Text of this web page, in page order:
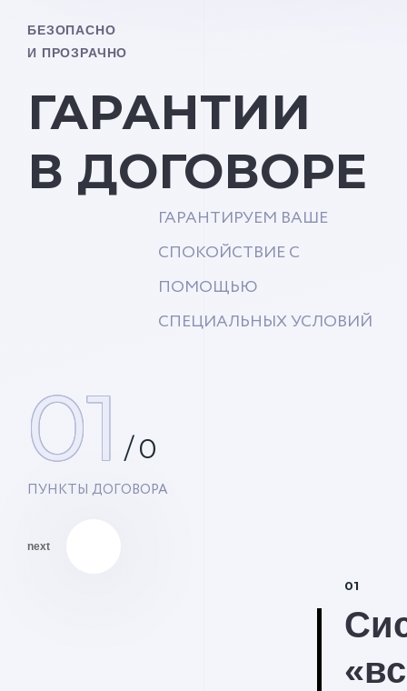
БЕЗОПАСНО
И ПРОЗРАЧНО
ГАРАНТИИ
В ДОГОВОРЕ
ГАРАНТИРУЕМ ВАШЕ
СПОКОЙСТВИЕ С
ПОМОЩЬЮ
СПЕЦИАЛЬНЫХ УСЛОВИЙ
01 /0
ПУНКТЫ ДОГОВОРА
next
01